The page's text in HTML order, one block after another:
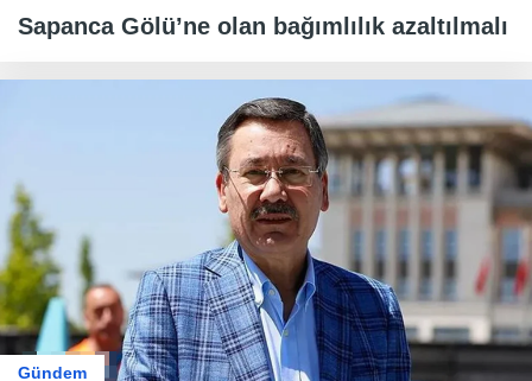
Sapanca Gölü’ne olan bağımlılık azaltılmalı
Gündem